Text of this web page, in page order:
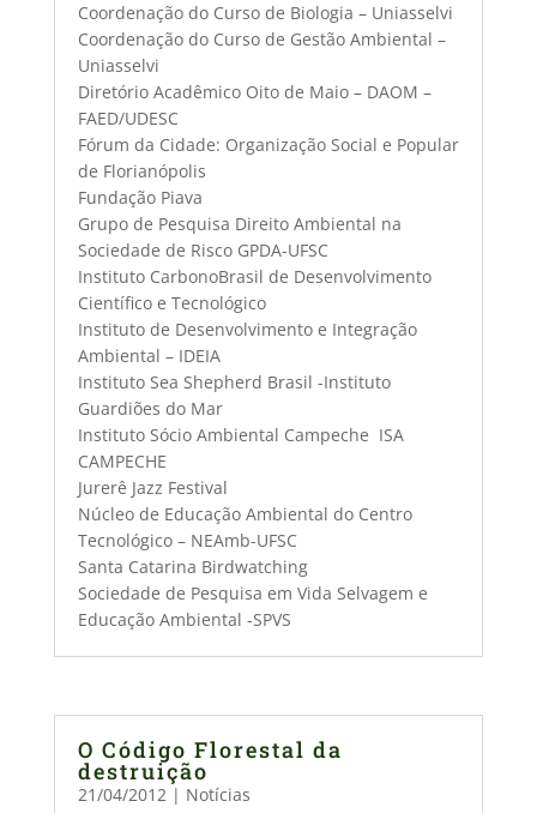
Coordenação do Curso de Biologia – Uniasselvi
Coordenação do Curso de Gestão Ambiental –
Uniasselvi
Diretório Acadêmico Oito de Maio – DAOM –
FAED/UDESC
Fórum da Cidade: Organização Social e Popular
de Florianópolis
Fundação Piava
Grupo de Pesquisa Direito Ambiental na
Sociedade de Risco GPDA-UFSC
Instituto CarbonoBrasil de Desenvolvimento
Científico e Tecnológico
Instituto de Desenvolvimento e Integração
Ambiental – IDEIA
Instituto Sea Shepherd Brasil -Instituto
Guardiões do Mar
Instituto Sócio Ambiental Campeche  ISA
CAMPECHE
Jurerê Jazz Festival
Núcleo de Educação Ambiental do Centro
Tecnológico – NEAmb-UFSC
Santa Catarina Birdwatching
Sociedade de Pesquisa em Vida Selvagem e
Educação Ambiental -SPVS
O Código Florestal da
destruição
21/04/2012| Notícias